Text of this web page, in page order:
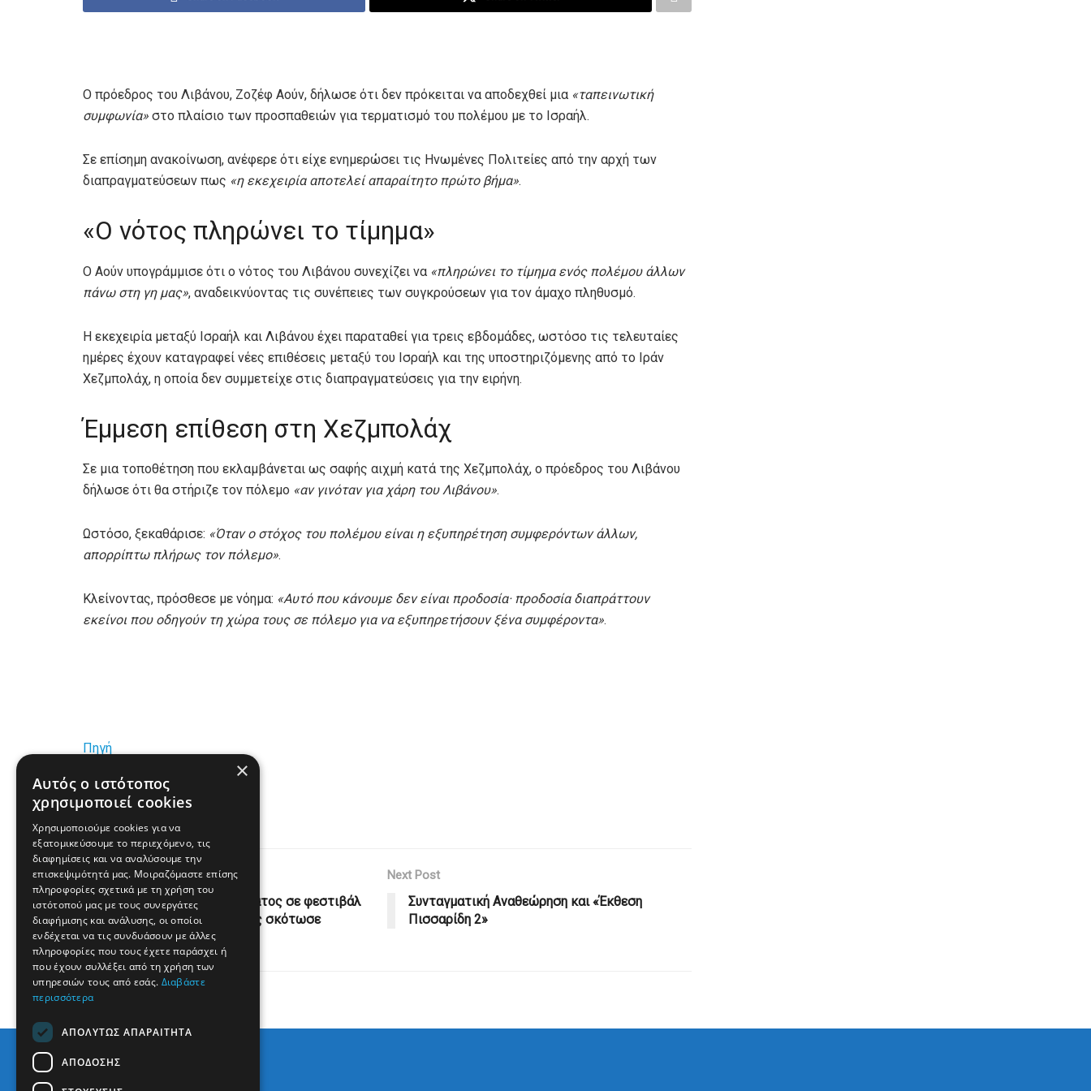
Ο πρόεδρος του Λιβάνου, Ζοζέφ Αούν, δήλωσε ότι δεν πρόκειται να αποδεχθεί μια «ταπεινωτική
συμφωνία» στο πλαίσιο των προσπαθειών για τερματισμό του πολέμου με το Ισραήλ.
Σε επίσημη ανακοίνωση, ανέφερε ότι είχε ενημερώσει τις Ηνωμένες Πολιτείες από την αρχή των
διαπραγματεύσεων πως «η εκεχειρία αποτελεί απαραίτητο πρώτο βήμα».
«Ο νότος πληρώνει το τίμημα»
Ο Αούν υπογράμμισε ότι ο νότος του Λιβάνου συνεχίζει να «πληρώνει το τίμημα ενός πολέμου άλλων
πάνω στη γη μας», αναδεικνύοντας τις συνέπειες των συγκρούσεων για τον άμαχο πληθυσμό.
Η εκεχειρία μεταξύ Ισραήλ και Λιβάνου έχει παραταθεί για τρεις εβδομάδες, ωστόσο τις τελευταίες
ημέρες έχουν καταγραφεί νέες επιθέσεις μεταξύ του Ισραήλ και της υποστηριζόμενης από το Ιράν
Χεζμπολάχ, η οποία δεν συμμετείχε στις διαπραγματεύσεις για την ειρήνη.
Έμμεση επίθεση στη Χεζμπολάχ
Σε μια τοποθέτηση που εκλαμβάνεται ως σαφής αιχμή κατά της Χεζμπολάχ, ο πρόεδρος του Λιβάνου
δήλωσε ότι θα στήριζε τον πόλεμο «αν γινόταν για χάρη του Λιβάνου».
Ωστόσο, ξεκαθάρισε: «Όταν ο στόχος του πολέμου είναι η εξυπηρέτηση συμφερόντων άλλων,
απορρίπτω πλήρως τον πόλεμο».
Κλείνοντας, πρόσθεσε με νόημα: «Αυτό που κάνουμε δεν είναι προδοσία· προδοσία διαπράττουν
εκείνοι που οδηγούν τη χώρα τους σε πόλεμο για να εξυπηρετήσουν ξένα συμφέροντα».
Πηγή
www.enikos.gr
Previous Post
Ανδαλουσία: Φρικτός θάνατος σε φεστιβάλ
της Ανδαλουσίας – Ταύρος σκότωσε
33χρονο
Next Post
Συνταγματική Αναθεώρηση και «Έκθεση
Πισσαρίδη 2»
×
Αυτός ο ιστότοπος
χρησιμοποιεί cookies
Χρησιμοποιούμε cookies για να
εξατομικεύσουμε το περιεχόμενο, τις
διαφημίσεις και να αναλύσουμε την
επισκεψιμότητά μας. Μοιραζόμαστε επίσης
πληροφορίες σχετικά με τη χρήση του
ιστότοπού μας με τους συνεργάτες
διαφήμισης και ανάλυσης, οι οποίοι
ενδέχεται να τις συνδυάσουν με άλλες
πληροφορίες που τους έχετε παράσχει ή
που έχουν συλλέξει από τη χρήση των
υπηρεσιών τους από εσάς. Διαβάστε
περισσότερα
ΑΠΟΛΎΤΩΣ ΑΠΑΡΑΊΤΗΤΑ
ΑΠΌΔΟΣΗΣ